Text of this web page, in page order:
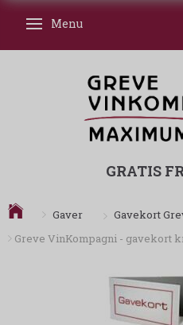
Skifte navigation
Menu
GRATIS
Gaver
Gavekort
Greve VinKompagni - gavekort